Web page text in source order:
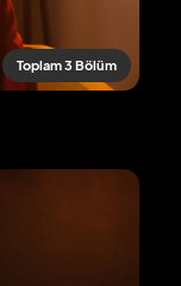
Toplam 3 Bölüm